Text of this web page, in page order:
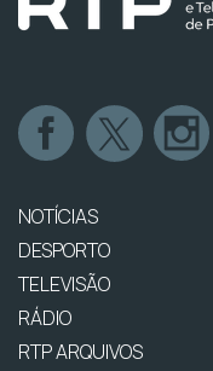
NOTÍCIAS
DESPORTO
TELEVISÃO
RÁDIO
RTP ARQUIVOS